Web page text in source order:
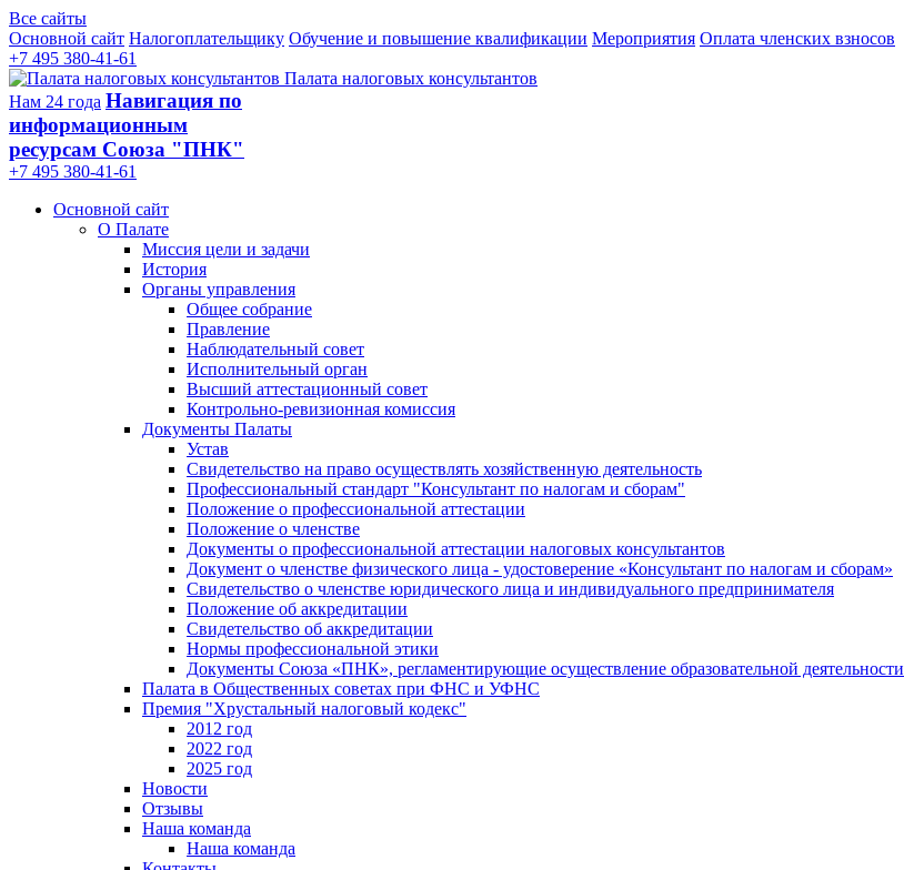
Все сайты
Основной сайт Налогоплательщику Обучение и повышение квалификации Мероприятия Оплата членских взносов
+7 495 380-41-61
Палата налоговых консультантов
Нам 24 года Навигация по
информационным
ресурсам Союза "ПНК"
+7 495 380‑41‑61
Основной сайт
О Палате
Миссия цели и задачи
История
Органы управления
Общее собрание
Правление
Наблюдательный совет
Исполнительный орган
Высший аттестационный совет
Контрольно-ревизионная комиссия
Документы Палаты
Устав
Свидетельство на право осуществлять хозяйственную деятельность
Профессиональный стандарт "Консультант по налогам и сборам"
Положение о профессиональной аттестации
Положение о членстве
Документы о профессиональной аттестации налоговых консультантов
Документ о членстве физического лица - удостоверение «Консультант по налогам и сборам»
Свидетельство о членстве юридического лица и индивидуального предпринимателя
Положение об аккредитации
Свидетельство об аккредитации
Нормы профессиональной этики
Документы Союза «ПНК», регламентирующие осуществление образовательной деятельности
Палата в Общественных советах при ФНС и УФНС
Премия "Хрустальный налоговый кодекс"
2012 год
2022 год
2025 год
Новости
Отзывы
Наша команда
Наша команда